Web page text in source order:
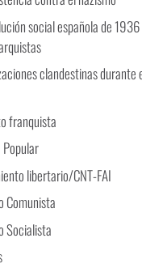
social española de
clandestinas durante
franquista
libertario/CNT-FAI
Comunista
Socialista